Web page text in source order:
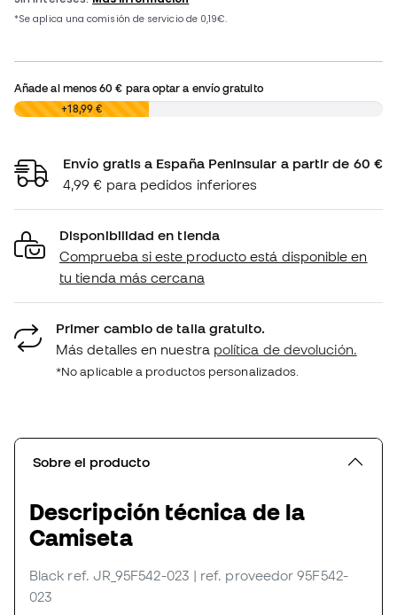
Añade al menos60 € para optar a envío gratuito
0,00 € +18,99 €
Envío gratis a España Peninsular a partir de 60 €
4,99 € para pedidos inferiores
Disponibilidad en tienda
Comprueba si este producto está disponible en
tu tienda más cercana
Primer cambio de talla gratuito.
Más detalles en nuestra política de devolución.
*No aplicable a productos personalizados.
Sobre el producto
Descripción técnica de la
Camiseta
Black ref. JR_95F542-023 | ref. proveedor 95F542-
023